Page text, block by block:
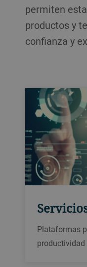
permiten
productos y
confianza y
Plataformas